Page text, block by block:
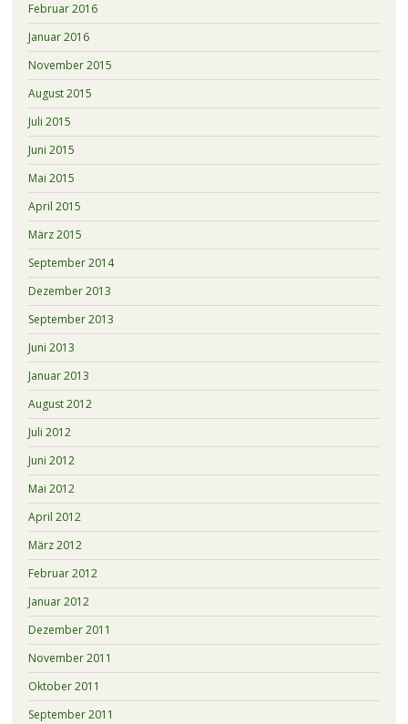
Februar 2016
Januar 2016
November 2015
August 2015
Juli 2015
Juni 2015
Mai 2015
April 2015
März 2015
September 2014
Dezember 2013
September 2013
Juni 2013
Januar 2013
August 2012
Juli 2012
Juni 2012
Mai 2012
April 2012
März 2012
Februar 2012
Januar 2012
Dezember 2011
November 2011
Oktober 2011
September 2011